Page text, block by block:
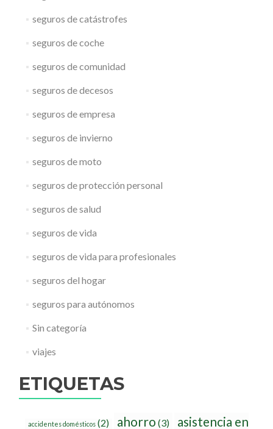
seguros de catástrofes
seguros de coche
seguros de comunidad
seguros de decesos
seguros de empresa
seguros de invierno
seguros de moto
seguros de protección personal
seguros de salud
seguros de vida
seguros de vida para profesionales
seguros del hogar
seguros para autónomos
Sin categoría
viajes
ETIQUETAS
accidentes domésticos (2) ahorro (3)
asistencia en